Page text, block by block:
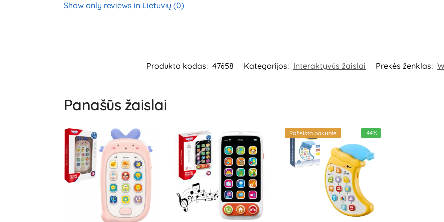
Show only reviews in Lietuvių (0)
Produkto kodas: 47658 Kategorijos: Interaktyvūs žaislai Prekės ženklas:
Panašūs žaislai
-44%
Pažeista pakuotė